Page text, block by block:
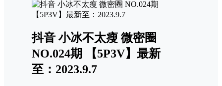
抖音 小冰不太瘦 微密圈
NO.024期 【5P3V】最新
至：2023.9.7